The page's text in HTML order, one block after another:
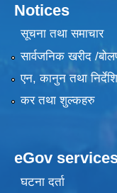
Notices
सूचना तथा समाचार
सार्वजनिक खरीद /
एन, कानुन तथा
कर तथा शुल्कहरु
eGov
घटना दर्ता